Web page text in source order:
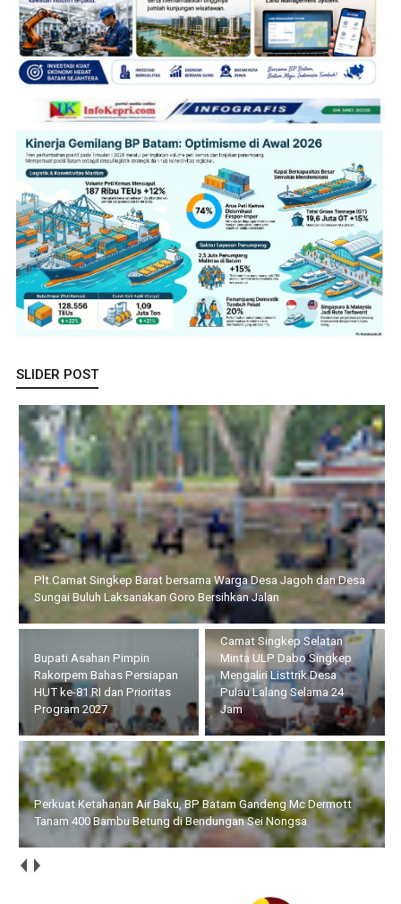
SLIDER POST
Bupati Asahan Pimpin Rakorpem Bahas Persiapan HUT ke-81 RI
dan Prioritas Program 2027
Minta ULP Dabo Singkep
Mengaliri Listtrik Desa
Pulau Lalang Selama 24
Jam
Perkuat Ketahanan Air
Baku, BP Batam Gandeng
Mc Dermott Tanam 400
Bambu Betung di
Bendungan Sei Nongsa
BP Batam Dukung Penguatan Literasi untuk Membangun
Karakter dan Kebhinekaan Bagi Generasi Masa Depan